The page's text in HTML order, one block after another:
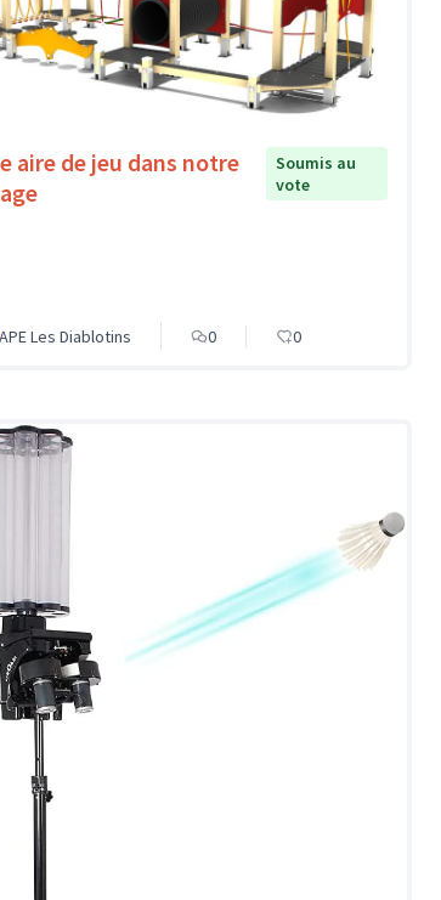
aire de jeu dans notre
Soumis au
vote
APE Les Diablotins 0 0